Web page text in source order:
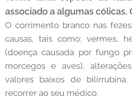
associado a algumas cólicas.
O corrimento branco nas
causas, tais como: vermes,
(doença causada por fungo
morcegos e aves),
valores baixos de
recorrer ao seu médico.